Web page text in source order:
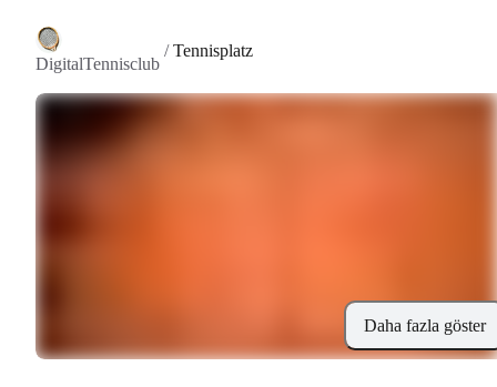
DigitalTennisclub
/Tennisplatz
Daha fazla göster